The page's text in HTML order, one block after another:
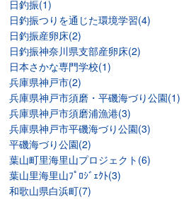
日釣振(1)
日釣振つりを通じた環境学習(4)
日釣振産卵床(2)
日釣振神奈川県支部産卵床(2)
日本さかな専門学校(1)
兵庫県神戸市(2)
兵庫県神戸市須磨・平磯海づり公園(1)
兵庫県神戸市須磨浦漁港(3)
兵庫県神戸市平磯海づり公園(3)
平磯海づり公園(2)
葉山町里海里山プロジェクト(6)
葉山里海里山ﾌﾟﾛｼﾞｪｸﾄ(3)
和歌山県白浜町(7)